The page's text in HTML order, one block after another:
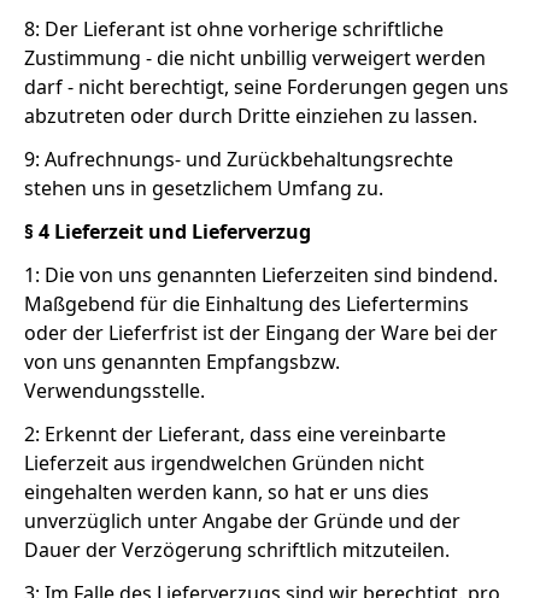
8: Der Lieferant ist ohne vorherige schriftliche
Zustimmung - die nicht unbillig verweigert werden
darf - nicht berechtigt, seine Forderungen gegen uns
abzutreten oder durch Dritte einziehen zu lassen.
9: Aufrechnungs- und Zurückbehaltungsrechte
stehen uns in gesetzlichem Umfang zu.
§ 4 Lieferzeit und Lieferverzug
1: Die von uns genannten Lieferzeiten sind bindend.
Maßgebend für die Einhaltung des Liefertermins
oder der Lieferfrist ist der Eingang der Ware bei der
von uns genannten Empfangsbzw.
Verwendungsstelle.
2: Erkennt der Lieferant, dass eine vereinbarte
Lieferzeit aus irgendwelchen Gründen nicht
eingehalten werden kann, so hat er uns dies
unverzüglich unter Angabe der Gründe und der
Dauer der Verzögerung schriftlich mitzuteilen.